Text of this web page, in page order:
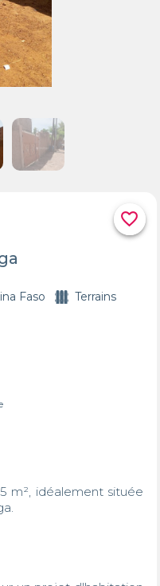
favorite_border
Faso Terrains
m², idéalement située